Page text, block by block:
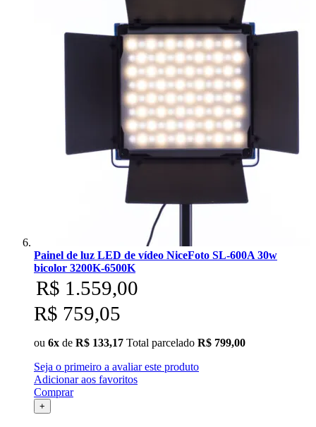
Painel de luz LED de vídeo NiceFoto SL-600A 30w
bicolor 3200K-6500K
R$ 1.559,00
R$ 759,05
ou 6x de R$ 133,17 Total parcelado R$ 799,00
Seja o primeiro a avaliar este produto
Adicionar aos favoritos
Comprar
+